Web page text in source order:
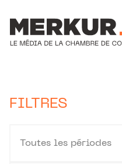
FILTRES
Toutes les périodes